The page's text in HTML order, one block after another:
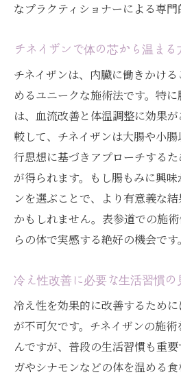
なプラクティショナーによる専門
チネイザンで体の芯から温まる
チネイザンは、内臓に働きかけ
めるユニークな施術法です。特
は、血流改善と体温調整に効果
較して、チネイザンは大腸や小
行思想に基づきアプローチする
が得られます。もし腸もみに興
ンを選ぶことで、より有意義な
かもしれません。表参道での施
らの体で実感する絶好の機会です。
冷え性改善に必要な生活習慣の
冷え性を効果的に改善するため
が不可欠です。チネイザンの施
んですが、普段の生活習慣も重
ガやシナモンなどの体を温める